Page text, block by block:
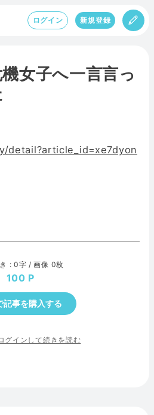
ログイン 新規登録
女子へ一言言っ
detail?article_id=xe7dyon
: 0字 / 画像 0枚
100
記事を購入する
グインして続きを読む